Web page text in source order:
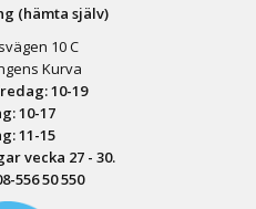
(hämta själv)
10 C
Kurva
10-19
10-17
11-15
vecka 27 - 30.
556 50 550